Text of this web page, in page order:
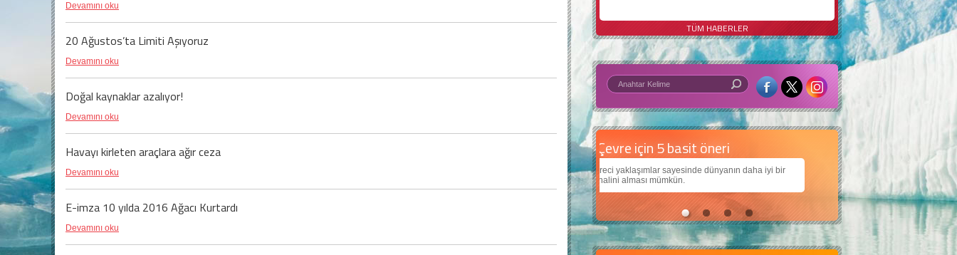
Devamını oku
20 Ağustos’ta Limiti Aşıyoruz
Devamını oku
Doğal kaynaklar azalıyor!
Devamını oku
Havayı kirleten araçlara ağır ceza
Devamını oku
E-imza 10 yılda 2016 Ağacı Kurtardı
Devamını oku
TÜM HABERLER
Çevre için 5 basit öneri
sayesinde dünyanın daha iyi bir
Daha iyi bir dünya için yapay zekâ
Çocuklarımıza daha güzel bir dünya bırakabilmek için
teknolojiden nasıl yararlanırız?